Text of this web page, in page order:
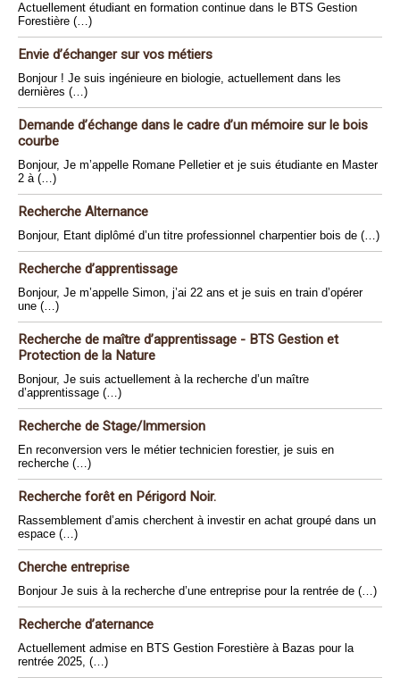
Actuellement étudiant en formation continue dans le BTS Gestion
Forestière (…)
Envie d’échanger sur vos métiers
Bonjour ! Je suis ingénieure en biologie, actuellement dans les
dernières (…)
Demande d’échange dans le cadre d’un mémoire sur le bois
courbe
Bonjour, Je m’appelle Romane Pelletier et je suis étudiante en Master
2 à (…)
Recherche Alternance
Bonjour, Etant diplômé d’un titre professionnel charpentier bois de (…)
Recherche d’apprentissage
Bonjour, Je m’appelle Simon, j’ai 22 ans et je suis en train d’opérer
une (…)
Recherche de maître d’apprentissage - BTS Gestion et
Protection de la Nature
Bonjour, Je suis actuellement à la recherche d’un maître
d’apprentissage (…)
Recherche de Stage/Immersion
En reconversion vers le métier technicien forestier, je suis en
recherche (…)
Recherche forêt en Périgord Noir.
Rassemblement d’amis cherchent à investir en achat groupé dans un
espace (…)
Cherche entreprise
Bonjour Je suis à la recherche d’une entreprise pour la rentrée de (…)
Recherche d’aternance
Actuellement admise en BTS Gestion Forestière à Bazas pour la
rentrée 2025, (…)